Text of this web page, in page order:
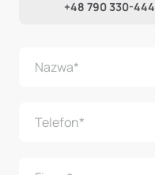
+48 790 330-444